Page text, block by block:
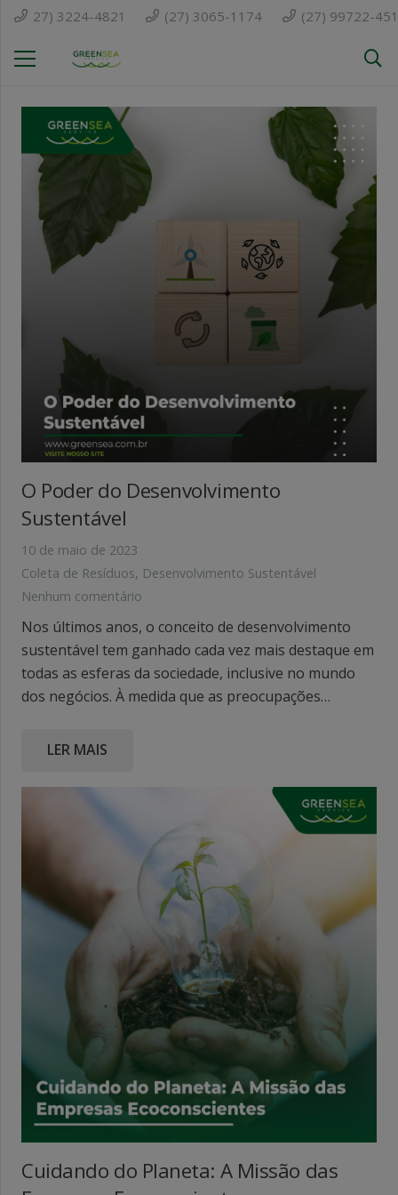
27) 3224-4821 (27) 3065-1174 (27) 99722-
O Poder do Desenvolvimento
Sustentável
10 de maio de 2023
Coleta de Resíduos, Desenvolvimento Sustentável
Nenhum comentário
Nos últimos anos, o conceito de desenvolvimento
sustentável tem ganhado cada vez mais destaque em
todas as esferas da sociedade, inclusive no mundo
dos negócios. À medida que as preocupações…
LER MAIS
Cuidando do Planeta: A Missão das